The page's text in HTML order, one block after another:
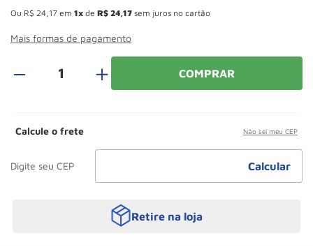
Ou R$ 24 17 em 1 de R$ 24 17 sem juros no cartão
Mais formas de pagamento
＋ COMPRAR
Calcule o frete Não sei meu CEP
Retire na loja
10º Paleteira